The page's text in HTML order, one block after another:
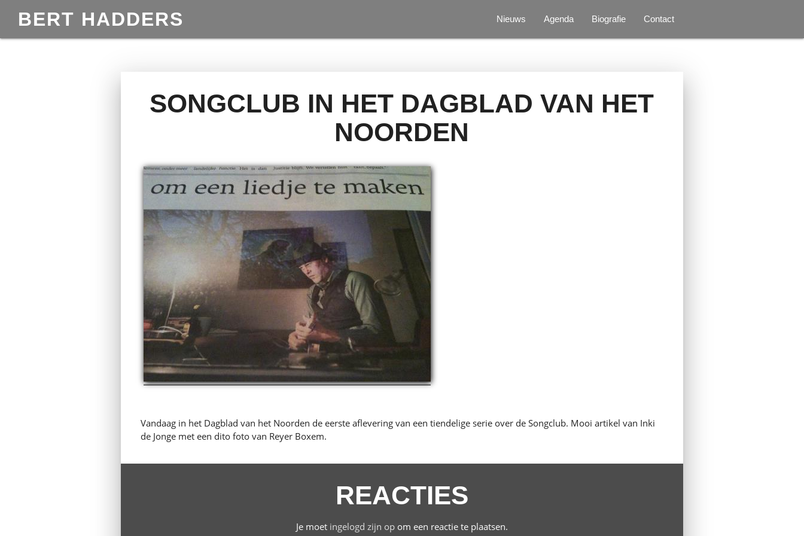
BERT HADDERS Nieuws Agenda Biografie Contact
SONGCLUB IN HET DAGBLAD VAN HET
NOORDEN
Vandaag in het Dagblad van het Noorden de eerste aflevering van een tiendelige serie over de Songclub. Mooi artikel van Inki
de Jonge met een dito foto van Reyer Boxem.
REACTIES
Je moet ingelogd zijn opom een reactie te plaatsen.